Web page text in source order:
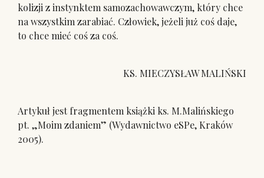
kolizji z instynktem samozachowawczym, który chce
na wszystkim zarabiać. Człowiek, jeżeli już coś daje,
to chce mieć coś za coś.
KS. MIECZYSŁAW MALIŃSKI
Artykuł jest fragmentem książki ks. M.Malińskiego
pt. „Moim zdaniem” (Wydawnictwo eSPe, Kraków
2005).